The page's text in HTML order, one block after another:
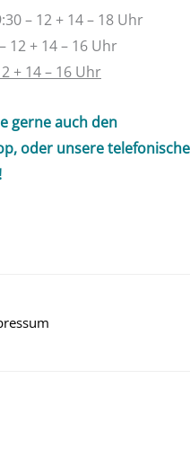
– 12 + 14 – 18 Uhr
12 + 14 – 16 Uhr
+ 14 – 16 Uhr
gerne auch den
oder unsere telefonische